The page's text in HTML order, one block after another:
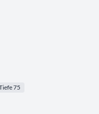
75